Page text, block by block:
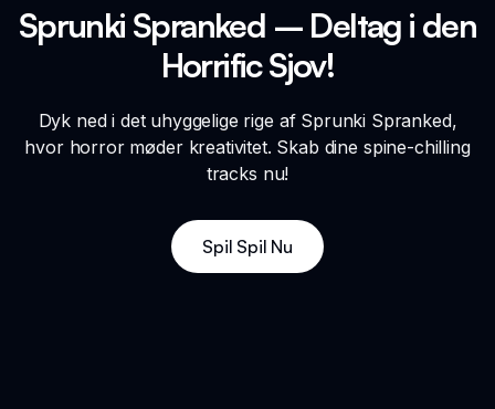
Sprunki Spranked – Deltag i den
Horrific Sjov!
Dyk ned i det uhyggelige rige af Sprunki Spranked,
hvor horror møder kreativitet. Skab dine spine-chilling
tracks nu!
Spil Spil Nu